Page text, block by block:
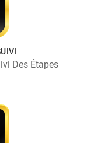
Des Étapes